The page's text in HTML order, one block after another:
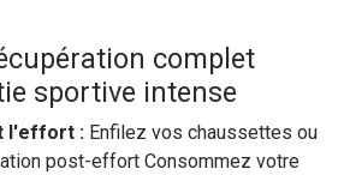
complet
sportive intense
l'effort : Enfilez vos chaussettes ou
post-effort Consommez votre